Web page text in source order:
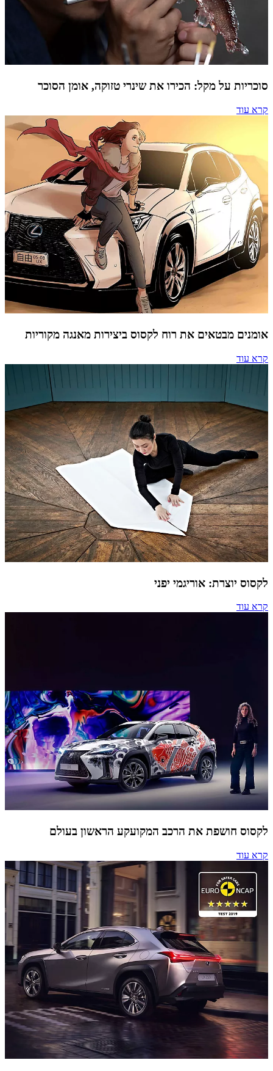
סוכריות על מקל: הכירו את שינרי טזוקה, אומן הסוכר
קרא עוד
אומנים מבטאים את רוח לקסוס ביצירות מאנגה מקוריות
קרא עוד
לקסוס יוצרת: אוריגמי יפני
קרא עוד
לקסוס חושפת את הרכב המקועקע הראשון בעולם
קרא עוד